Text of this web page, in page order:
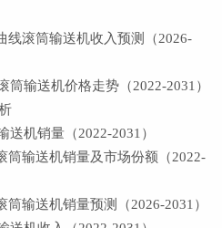
滚筒输送机收入预测（2026-
输送机价格走势（2022-2031）
机销量（2022-2031）
输送机销量及市场份额（2022-
输送机销量预测（2026-2031）